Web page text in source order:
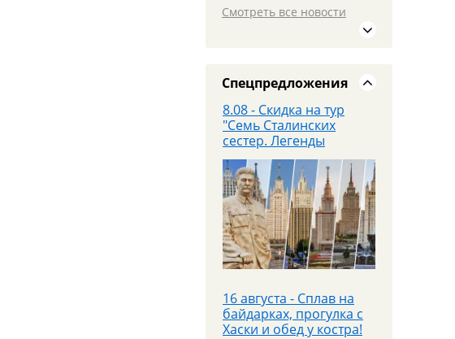
19 июля едем в
25 июля - Приглашаем
на экскурсионный тур в
Парк «Патриот»!
Смотреть все новости
Спецпредложения
8.08 - Скидка на тур
"Семь Сталинских
сестер. Легенды
высоток Москвы"
16 августа - Сплав на
байдарках, прогулка с
Хаски и обед у костра!